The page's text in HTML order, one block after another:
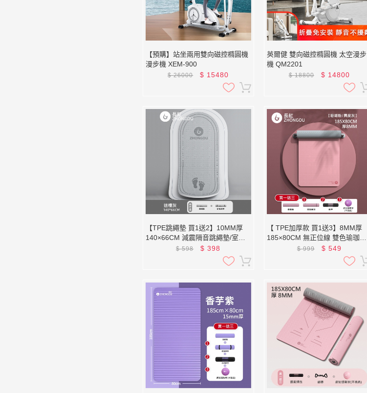
【預購】站坐兩用雙向磁控橢圓機
漫步機 XEM-900
$26000 $ 15480
英爾健 雙向磁控橢圓機 太空漫步
機 QM2201
$18800 $ 14800
【TPE跳繩墊 買1送2】10MM厚
140×66CM 減震隔音跳繩墊/室內
運動防滑墊/橢圓跳繩墊 (贈綁帶及
$598 $398
【 TPE加厚款 買1送3】8MM厚
185×80CM 無正位線 雙色瑜珈墊
XFE-TP88N (贈綁帶、背袋、直徑
$999 $ 549